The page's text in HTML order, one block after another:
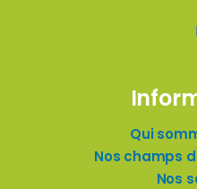
Qui
Nos champs
Nos